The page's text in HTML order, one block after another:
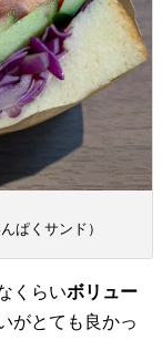
ぱくサンド）
くらいボリュー
がとても良かっ